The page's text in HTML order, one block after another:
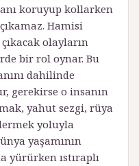
koruyup kollarken
Hamisi
olayların
bir rol oynar. Bu
dahilinde
gerekirse o insanın
yahut sezgi, rüya
yoluyla
yaşamının
yürürken ıstıraplı